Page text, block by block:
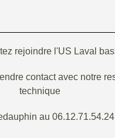
rejoindre l'US Laval
contact avec notre
technique
au